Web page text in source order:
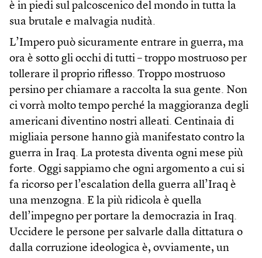
è in piedi sul palcoscenico del mondo in tutta la
sua brutale e malvagia nudità.
L’Impero può sicuramente entrare in guerra, ma
ora è sotto gli occhi di tutti – troppo mostruoso per
tollerare il proprio riflesso. Troppo mostruoso
persino per chiamare a raccolta la sua gente. Non
ci vorrà molto tempo perché la maggioranza degli
americani diventino nostri alleati. Centinaia di
migliaia persone hanno già manifestato contro la
guerra in Iraq. La protesta diventa ogni mese più
forte. Oggi sappiamo che ogni argomento a cui si
fa ricorso per l’escalation della guerra all’Iraq è
una menzogna. E la più ridicola è quella
dell’impegno per portare la democrazia in Iraq.
Uccidere le persone per salvarle dalla dittatura o
dalla corruzione ideologica è, ovviamente, un